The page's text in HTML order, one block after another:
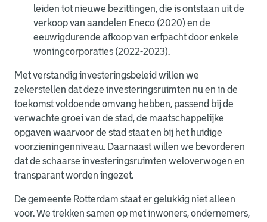
leiden tot nieuwe bezittingen, die is ontstaan uit de
verkoop van aandelen Eneco (2020) en de
eeuwigdurende afkoop van erfpacht door enkele
woningcorporaties (2022-2023).
Met verstandig investeringsbeleid willen we
zekerstellen dat deze investeringsruimten nu en in de
toekomst voldoende omvang hebben, passend bij de
verwachte groei van de stad, de maatschappelijke
opgaven waarvoor de stad staat en bij het huidige
voorzieningenniveau. Daarnaast willen we bevorderen
dat de schaarse investeringsruimten weloverwogen en
transparant worden ingezet.
De gemeente Rotterdam staat er gelukkig niet alleen
voor. We trekken samen op met inwoners, ondernemers,